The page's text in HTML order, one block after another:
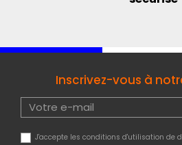
Inscrivez-vous à
J'accepte les conditions d'utilisation de